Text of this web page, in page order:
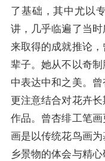
了基础，其中尤以
讲，几乎临遍了当
来取得的成就推论
辈子。她从不以奇
中表达中和之美。
更注意结合对花卉
作品。曾杏绯工笔
画是以传统花鸟画
乡景物的体会与精